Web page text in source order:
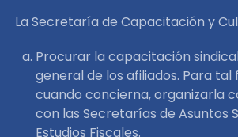
La Secretaría de Capacitación y
Procurar la capacitación
general de los afiliados. Para tal
cuando concierna, organizarla
con las Secretarías de Asuntos
Estudios Fiscales.